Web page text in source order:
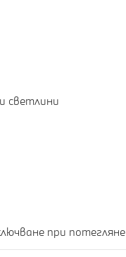
светлини
при потегляне